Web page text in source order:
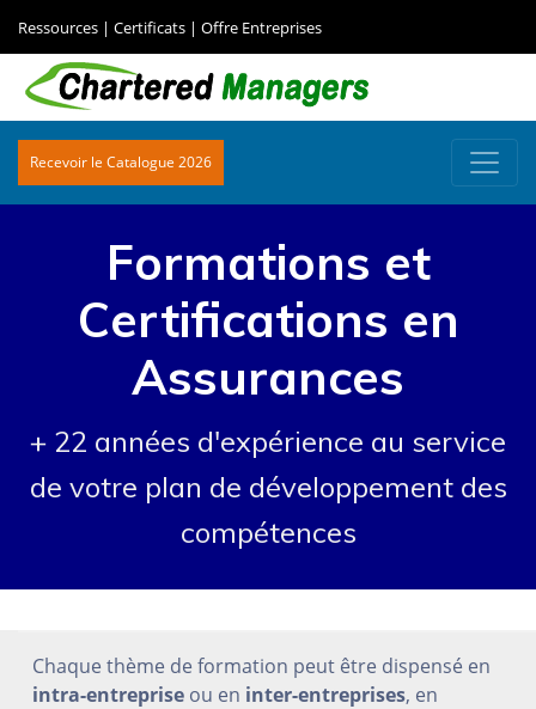
Ressources | Certificats | Offre Entreprises
Recevoir le Catalogue 2026
Formations et
Certifications en
Assurances
+ 22 années d'expérience au service
de votre plan de développement des
compétences
Chaque thème de formation peut être dispensé en
intra-entreprise ou en inter-entreprises, en